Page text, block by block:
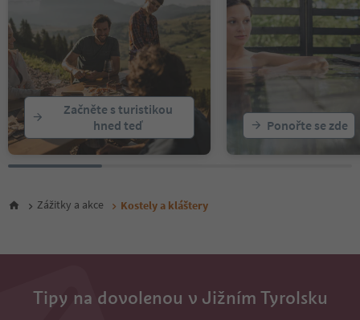
Začněte s turistikou
hned teď
Ponořte se zde
Zážitky a akce Kostely a kláštery
Tipy na dovolenou v Jižním Tyrolsku